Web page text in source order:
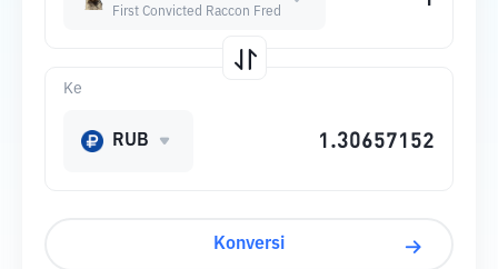
First Convicted Raccon Fred
Ke
RUB
Konversi